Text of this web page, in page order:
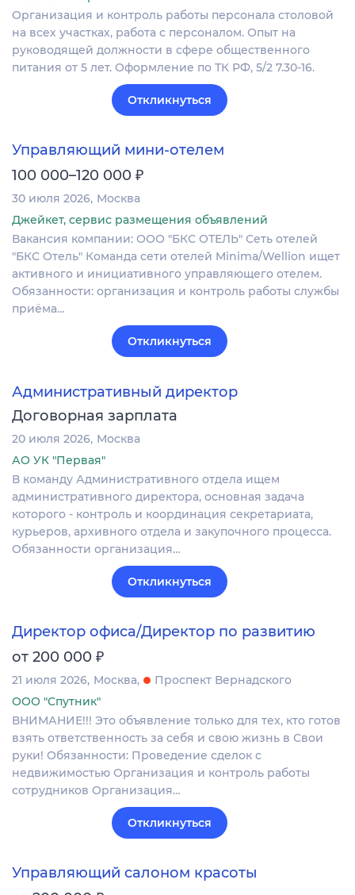
Организация и контроль работы персонала столовой
на всех участках, работа с персоналом. Опыт на
руководящей должности в сфере общественного
питания от 5 лет. Оформление по ТК РФ, 5/2 7.30-16.
Откликнуться
Управляющий мини-отелем
100 000–120 000 ₽
30 июля 2026 Москва
Джейкет, сервис размещения объявлений
Вакансия компании: ООО "БКС ОТЕЛЬ" Сеть отелей
"БКС Отель" Команда сети отелей Minima/Wellion ищет
активного и инициативного управляющего отелем.
Обязанности: организация и контроль работы службы
приёма…
Откликнуться
Административный директор
Договорная зарплата
20 июля 2026 Москва
АО УК "Первая"
В команду Административного отдела ищем
административного директора, основная задача
которого - контроль и координация секретариата,
курьеров, архивного отдела и закупочного процесса.
Обязанности организация…
Откликнуться
Директор офиса/Директор по развитию
от 200 000 ₽
21 июля 2026 Москва
Проспект Вернадского
ООО "Спутник"
ВНИМАНИЕ!!! Это объявление только для тех, кто готов
взять ответственность за себя и свою жизнь в Свои
руки! Обязанности: Проведение сделок с
недвижимостью Организация и контроль работы
сотрудников Организация…
Откликнуться
Управляющий салоном красоты